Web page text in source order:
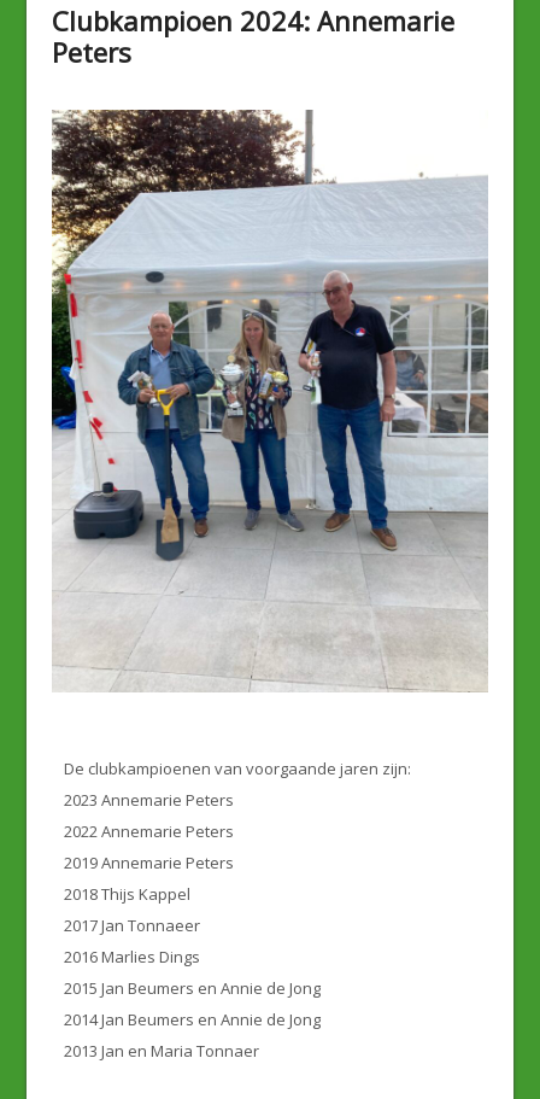
Clubkampioen 2024: Annemarie
Peters
De clubkampioenen van voorgaande jaren zijn:
2023 Annemarie Peters
2022 Annemarie Peters
2019 Annemarie Peters
2018 Thijs Kappel
2017 Jan Tonnaeer
2016 Marlies Dings
2015 Jan Beumers en Annie de Jong
2014 Jan Beumers en Annie de Jong
2013 Jan en Maria Tonnaer